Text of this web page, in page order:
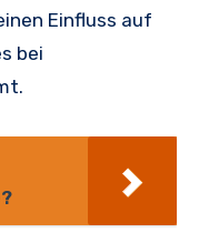
Einfluss auf
bei